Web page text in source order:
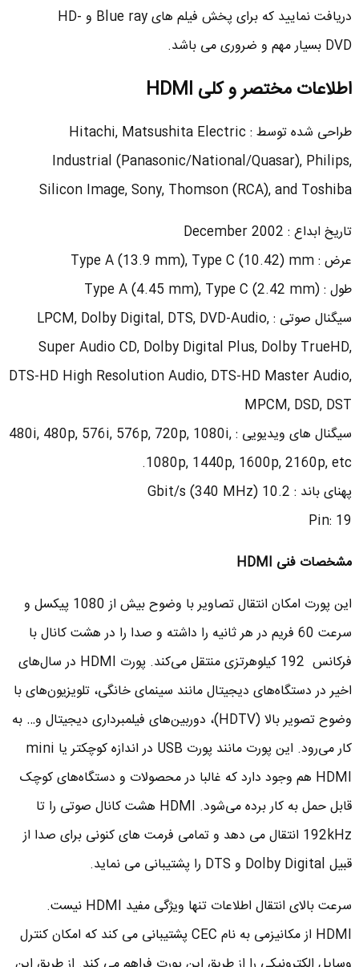
دریافت نمایید که برای پخش فیلم های Blue ray و HD-
DVD بسیار مهم و ضروری می باشد.
اطلاعات مختصر و کلی HDMI
طراحی شده توسط : Hitachi, Matsushita Electric
Industrial (Panasonic/National/Quasar), Philips,
Silicon Image, Sony, Thomson (RCA), and Toshiba
تاریخ ابداع : December 2002
عرض : Type A (13.9 mm), Type C (10.42) mm
طول : Type A (4.45 mm), Type C (2.42 mm)
سیگنال صوتی : LPCM, Dolby Digital, DTS, DVD-Audio,
Super Audio CD, Dolby Digital Plus, Dolby TrueHD,
DTS-HD High Resolution Audio, DTS-HD Master Audio,
MPCM, DSD, DST
سیگنال های ویدیویی : 480i, 480p, 576i, 576p, 720p, 1080i,
1080p, 1440p, 1600p, 2160p, etc.
پهنای باند : 10.2 Gbit/s (340 MHz)
Pin: 19
مشخصات فنی HDMI
این پورت امکان انتقال تصاویر با وضوح بیش از 1080 پیکسل و
سرعت 60 فریم در هر ثانیه را داشته و صدا را در هشت کانال با
فرکانس 192 کیلوهرتزی منتقل می‌کند. پورت HDMI در سال‌های
اخیر در دستگاه‌های دیجیتال مانند سینمای خانگی، تلویزیون‌های با
وضوح تصویر بالا (HDTV)، دوربین‌های فیلمبرداری دیجیتال و… به
کار می‌رود. این پورت مانند پورت USB در اندازه کوچکتر یا mini
HDMI هم وجود دارد که غالبا در محصولات و دستگاه‌های کوچک
قابل حمل به کار برده می‌شود. HDMI هشت کانال صوتی را تا
192kHz انتقال می دهد و تمامی فرمت های کنونی برای صدا از
قبیل Dolby Digital و DTS را پشتیبانی می نماید.
سرعت بالای انتقال اطلاعات تنها ویژگی مفید HDMI نیست.
HDMI از مکانیزمی به نام CEC پشتیبانی می کند که امکان کنترل